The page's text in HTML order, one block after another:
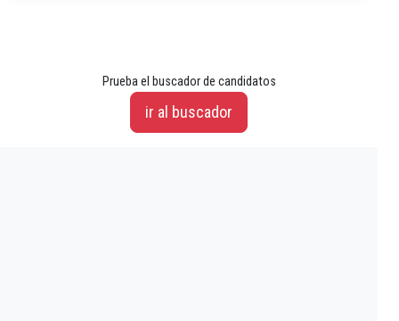
Prueba el buscador de candidatos
ir al buscador